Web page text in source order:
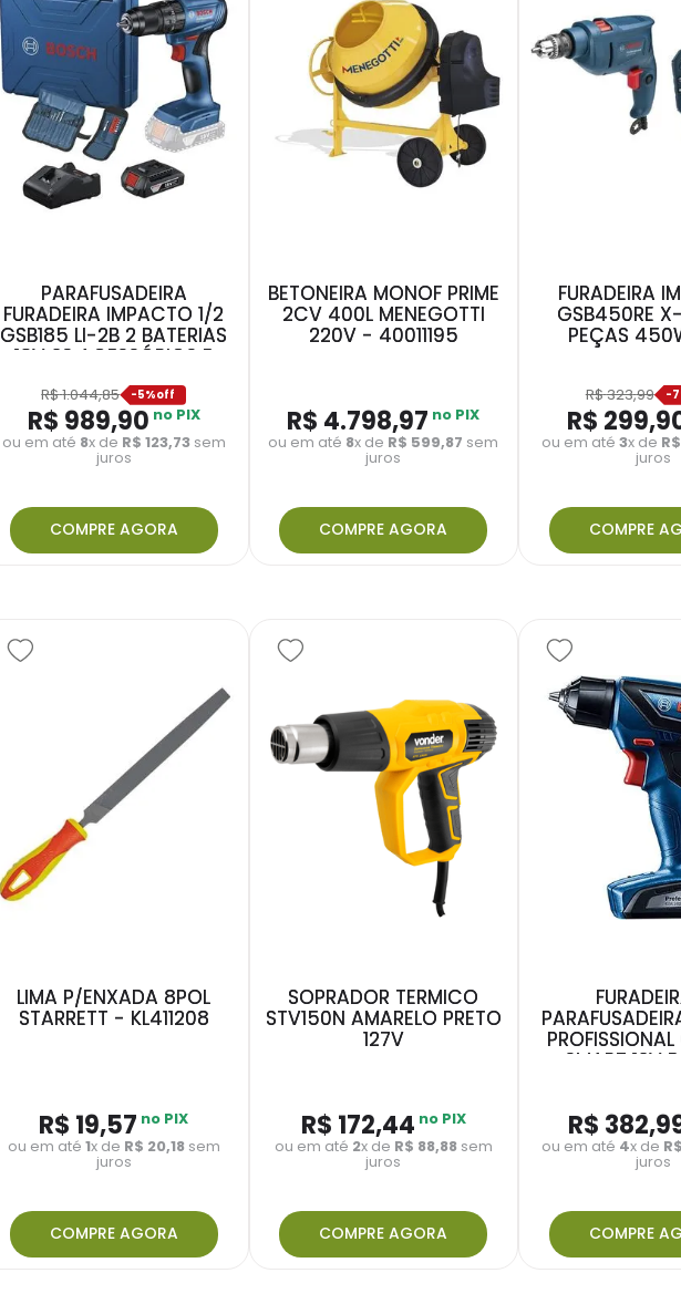
PARAFUSADEIRA
FURADEIRA IMPACTO 1/2
GSB185 LI-2B 2 BATERIAS
18V 23 ACESSÓRIOS E
BIVOLT
R$1.044,85 -5%
R$ 989,90 no PIX
ou em até 8x de R$ 123,73sem
juros
COMPRE AGORA
BETONEIRA MONOF PRIME
2CV 400L MENEGOTTI
220V - 40011195
R$ 4.798,97 no PIX
ou em até 8x de R$ 599,87 sem
juros
COMPRE AGORA
FURADEIRA
GSB450RE
PEÇAS
R$323,99 -
R$ 299,
ou em até3x de R$
juros
COMPRE
LIMA P/ENXADA 8POL
STARRETT - KL411208
R$ 19,57 no PIX
ou em até 1x de R$ 20,18 sem
juros
COMPRE AGORA
SOPRADOR TERMICO
STV150N AMARELO PRETO
127V
R$ 172,44 no PIX
ou em até 2x de R$ 88,88 sem
juros
COMPRE AGORA
SMART 12V
R$ 382,
ou em até 4x de R$
juros
COMPRE